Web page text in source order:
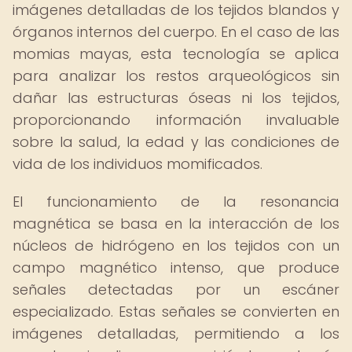
imágenes detalladas de los tejidos blandos y
órganos internos del cuerpo. En el caso de las
momias mayas, esta tecnología se aplica
para analizar los restos arqueológicos sin
dañar las estructuras óseas ni los tejidos,
proporcionando información invaluable
sobre la salud, la edad y las condiciones de
vida de los individuos momificados.
El funcionamiento de la resonancia
magnética se basa en la interacción de los
núcleos de hidrógeno en los tejidos con un
campo magnético intenso, que produce
señales detectadas por un escáner
especializado. Estas señales se convierten en
imágenes detalladas, permitiendo a los